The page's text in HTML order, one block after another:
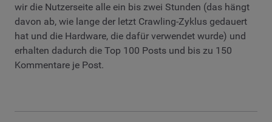
wir die Nutzerseite alle ein bis zwei Stunden (das hängt
davon ab, wie lange der letzt Crawling-Zyklus gedauert
hat und die Hardware, die dafür verwendet wurde) und
erhalten dadurch die Top 100 Posts und bis zu 150
Kommentare je Post.